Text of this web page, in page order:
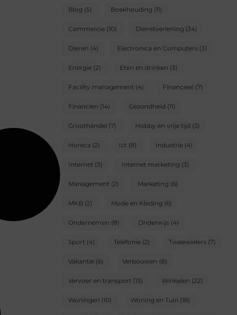
Blog (5) Boekhouding (11)
Commercie (10) Dienstverlening (34)
Dieren (4) Electronica en Computers (3)
Energie (2) Eten en drinken (3)
Facility management (4) Financieel (7)
Financien (14) Gezondheid (11)
Groothandel (7) Hobby en vrije tijd (3)
Horeca (2) Ict (8) Industrie (4)
Internet (3) Internet marketing (3)
Management (2) Marketing (6)
MKB (2) Mode en Kleding (6)
Ondernemen (8) Onderwijs (4)
Sport (4) Telefonie (2) Tweewielers (7)
Vakantie (6) Verbouwen (8)
Vervoer en transport (13) Winkelen (22)
Woningen (10) Woning en Tuin (18)